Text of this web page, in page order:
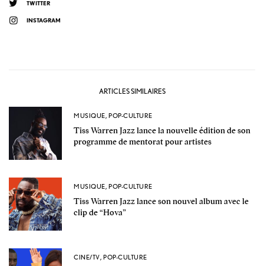
TWITTER
INSTAGRAM
ARTICLES SIMILAIRES
MUSIQUE, POP-CULTURE
Tiss Warren Jazz lance la nouvelle édition de son
programme de mentorat pour artistes
MUSIQUE, POP-CULTURE
Tiss Warren Jazz lance son nouvel album avec le
clip de “Hova”
CINE/TV, POP-CULTURE